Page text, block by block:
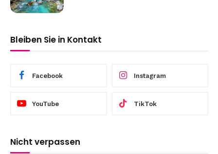
Bleiben Sie in Kontakt
Facebook Instagram
YouTube TikTok
Nicht verpassen